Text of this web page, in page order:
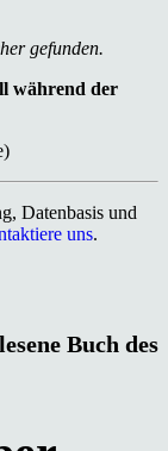
gefunden.
während der
Datenbasis und
uns.
Buch des